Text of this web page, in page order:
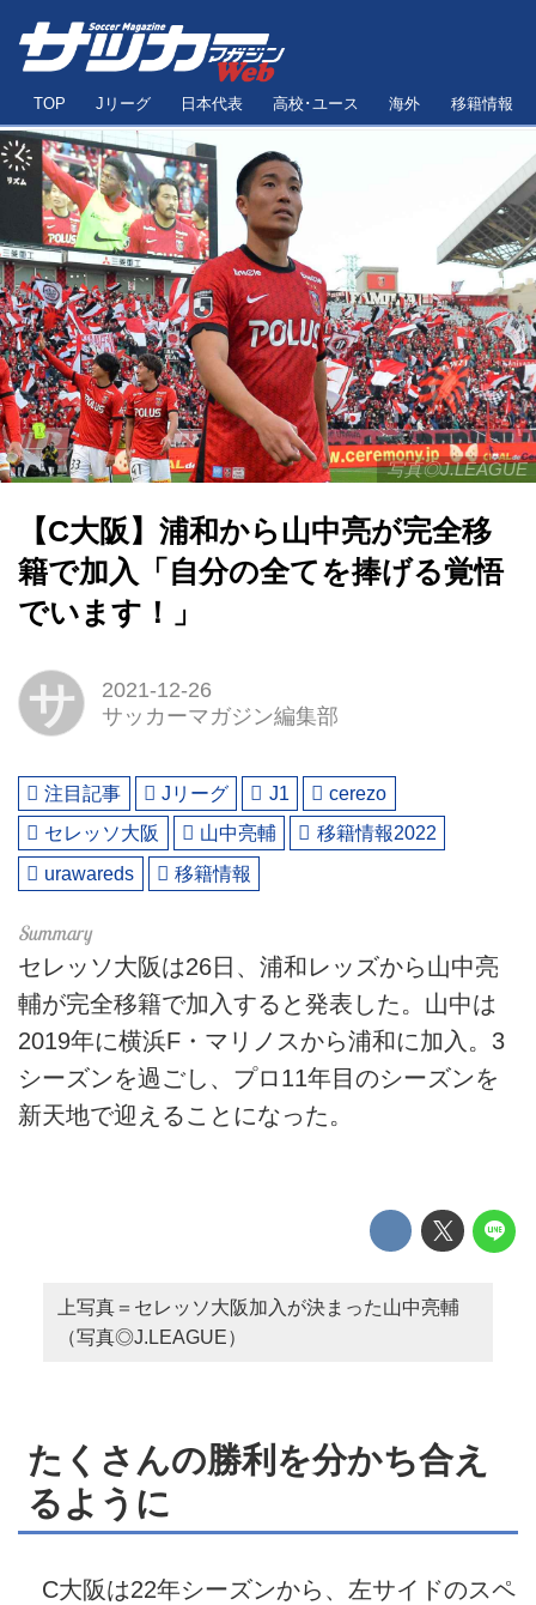
TOP Jリーグ 日本代表 高校･ユース 海外 移籍情報
写真◎J.LEAGUE
【C大阪】浦和から山中亮が完全移
籍で加入「自分の全てを捧げる覚悟
でいます！」
サ
2021-12-26
サッカーマガジン編集部
注目記事 Jリーグ J1
cerezo
セレッソ大阪
山中亮輔
移籍情報2022
urawareds
移籍情報
セレッソ大阪は26日、浦和レッズから山中亮
輔が完全移籍で加入すると発表した。山中は
2019年に横浜F・マリノスから浦和に加入。3
シーズンを過ごし、プロ11年目のシーズンを
新天地で迎えることになった。
上写真＝セレッソ大阪加入が決まった山中亮輔
（写真◎J.LEAGUE）
たくさんの勝利を分かち合え
るように
C大阪は22年シーズンから、左サイドのスペ